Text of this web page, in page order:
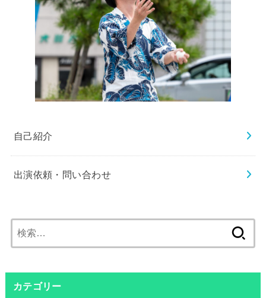
自己紹介
出演依頼・問い合わせ
索:
カテゴリー